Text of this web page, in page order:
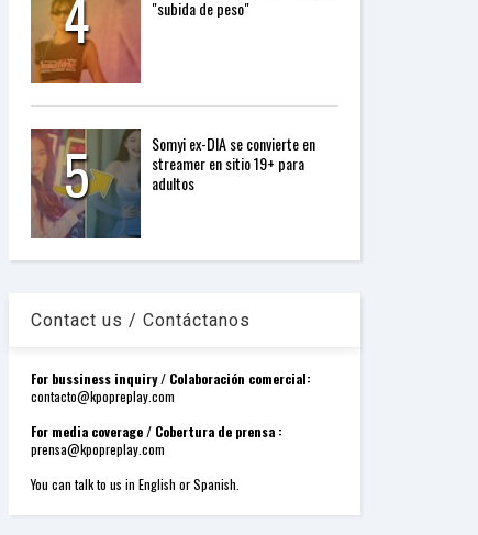
4
"subida de peso"
5
Somyi ex-DIA se convierte en
streamer en sitio 19+ para
adultos
Contact us / Contáctanos
For bussiness inquiry / Colaboración comercial:
contacto@kpopreplay.com
For media coverage / Cobertura de prensa :
prensa@kpopreplay.com
You can talk to us in English or Spanish.
P
U
G
N
p
w
e
r
W
d
P
e
s
s
W
e